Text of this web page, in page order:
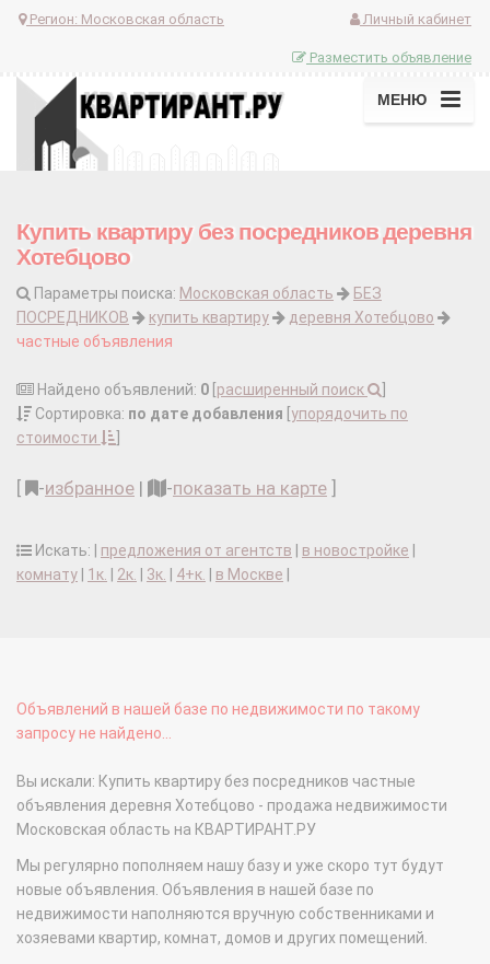
Регион: Московская область Личный кабинет
Разместить объявление
МЕНЮ
Купить квартиру без посредников деревня
Хотебцово
Параметры поиска: Московская область
БЕЗ
ПОСРЕДНИКОВ
купить квартиру
деревня Хотебцово
частные объявления
Найдено объявлений: 0 расширенный поиск
Сортировка: по дате добавления упорядочить по
стоимости
-избранное | -показать на карте
Искать: | предложения от агентств в новостройке
комнату
1к. 2к. 3к. 4+к. в Москве
Объявлений в нашей базе по недвижимости по такому
запросу не найдено...
Вы искали: Купить квартиру без посредников частные
объявления деревня Хотебцово - продажа недвижимости
Московская область на КВАРТИРАНТ.РУ
Мы регулярно пополняем нашу базу и уже скоро тут будут
новые объявления. Объявления в нашей базе по
недвижимости наполняются вручную собственниками и
хозяевами квартир, комнат, домов и других помещений.